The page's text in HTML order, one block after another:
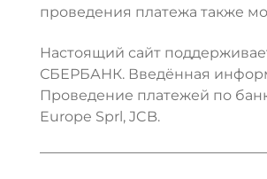
проведения платежа также
Настоящий сайт
СБЕРБАНК. Введённая
Проведение платежей по
Europe Sprl, JCB.